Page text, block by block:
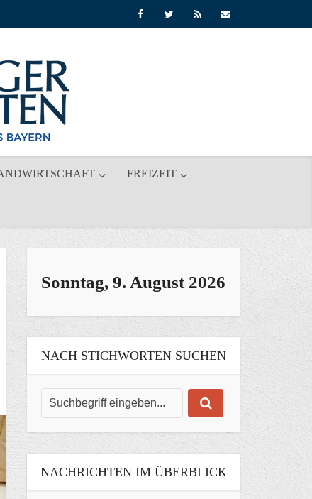
FREIZEIT
Sonntag, 9. August 2026
NACH STICHWORTEN SUCHEN
NACHRICHTEN IM ÜBERBLICK